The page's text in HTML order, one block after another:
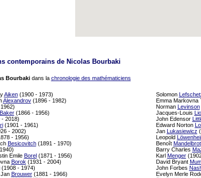
contemporains de Nicolas Bourbaki
Bourbakidans la chronologie des mathématiciens
Aiken(1900 - 1973)
Alexandrov(1896 - 1982)
Baker(1866 - 1956)
2018)
(1901 - 1961)
- 2002)
- 1956)
Besicovitch(1891 - 1970)
Emile Borel(1871 - 1956)
Borok (1931 - 2004)
(1908 - 1974)
Brouwer(1881 - 1966)
Solomon
Emma Markovna
Norman Levinson
Jacques-Louis
John Edensor
Edward Norton
Jan Lukasiewicz
Leopold
Benoît Mandelbrot
Barry Charles
Karl Menger
David Bryant
John Forbes
Evelyn Merle